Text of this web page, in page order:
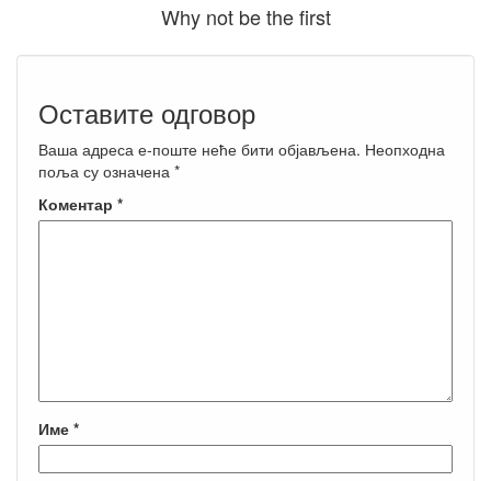
Why not be the first
Оставите одговор
Ваша адреса е-поште неће бити објављена. Неопходна
поља су означена *
Коментар *
Име *